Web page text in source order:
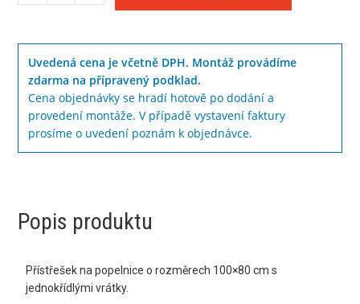
Uvedená cena je včetně DPH. Montáž provádíme
zdarma na přípravený podklad.
Cena objednávky se hradí hotově po dodání a
provedení montáže. V případě vystavení faktury
prosíme o uvedení poznám k objednávce.
Popis produktu
Přístřešek na popelnice o rozměrech 100×80 cm s
jednokřídlými vrátky.